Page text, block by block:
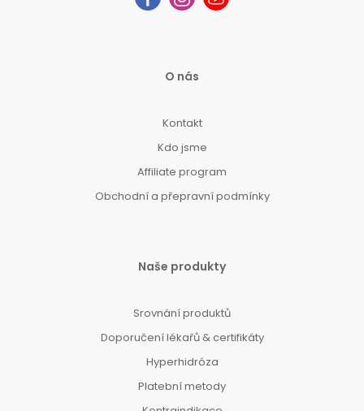
O nás
Kontakt
Kdo jsme
Affiliate program
Obchodní a přepravní podmínky
Naše produkty
Srovnání produktů
Doporučení lékařů & certifikáty
Hyperhidróza
Platební metody